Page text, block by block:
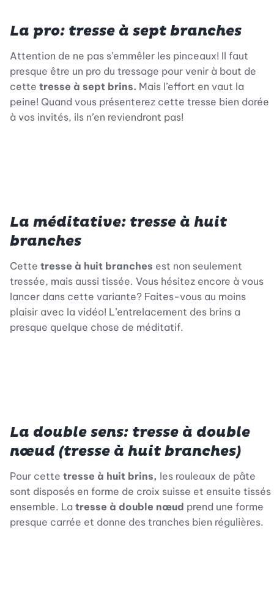
La pro: tresse à sept branches
Attention de ne pas s’emmêler les pinceaux! Il faut
presque être un pro du tressage pour venir à bout de
cette tresse à sept brins. Mais l’effort en vaut la
peine! Quand vous présenterez cette tresse bien dorée
à vos invités, ils n’en reviendront pas!
La méditative: tresse à huit
branches
Cette tresse à huit branches est non seulement
tressée, mais aussi tissée. Vous hésitez encore à vous
lancer dans cette variante? Faites-vous au moins
plaisir avec la vidéo! L’entrelacement des brins a
presque quelque chose de méditatif.
La double sens: tresse à double
nœud (tresse à huit branches)
Pour cette tresse à huit brins, les rouleaux de pâte
sont disposés en forme de croix suisse et ensuite tissés
ensemble. La tresse à double nœud prend une forme
presque carrée et donne des tranches bien régulières.